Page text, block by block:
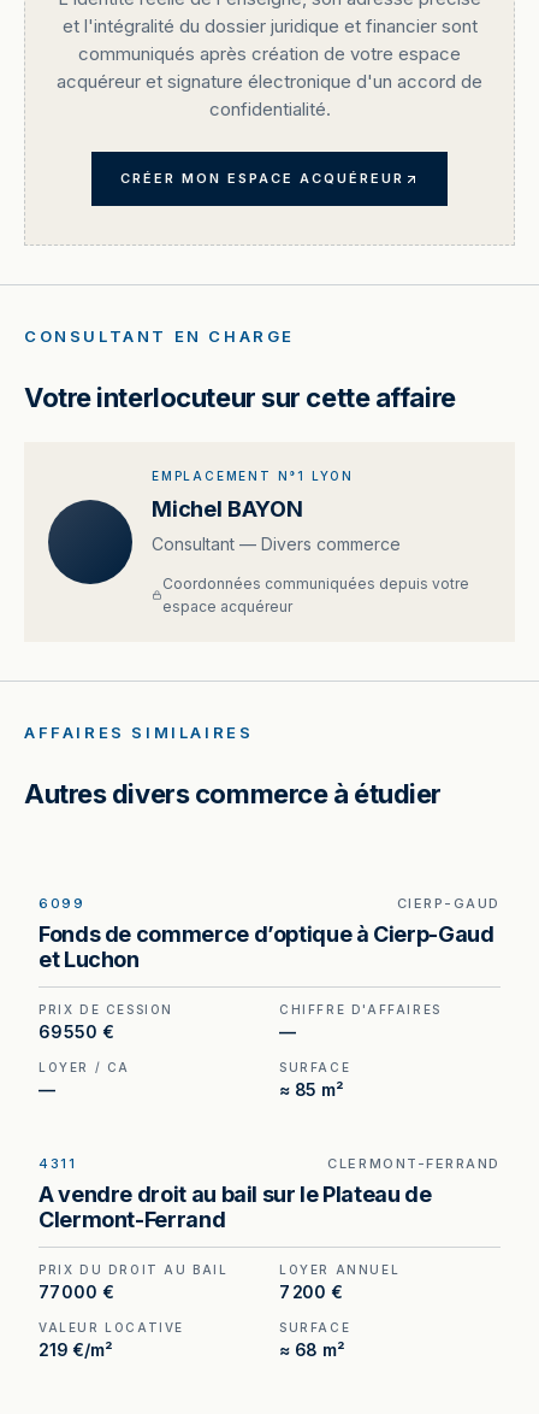
et l'intégralité du dossier juridique et financier sont
communiqués après création de votre espace
acquéreur et signature électronique d'un accord de
confidentialité.
CRÉER MON ESPACE ACQUÉREUR
CONSULTANT EN CHARGE
Votre interlocuteur sur cette affaire
EMPLACEMENT N°1 LYON
Michel BAYON
Consultant — Divers commerce
Coordonnées communiquées depuis votre
espace acquéreur
AFFAIRES SIMILAIRES
Autres divers commerce à étudier
EXCLUSIVITÉ
Optique à vendre à Cierp-Gaud, au prix de 69
550 €. (Honoraires à la charge de l'acquéreur : 4
550 €).
6099 CIERP-GAUD
Fonds de commerce d’optique à Cierp-Gaud
et Luchon
PRIX DE CESSION
69 550 €
CHIFFRE D'AFFAIRES
—
LOYER / CA
—
SURFACE
≈ 85 m²
Droit au bail à vendre à Clermont-Ferrand —
plateau central, secteur commerçant à fort
passage.
4311 CLERMONT-FERRAND
A vendre droit au bail sur le Plateau de
Clermont-Ferrand
PRIX DU DROIT AU BAIL
77 000 €
LOYER ANNUEL
7 200 €
VALEUR LOCATIVE
219 €/m²
SURFACE
≈ 68 m²